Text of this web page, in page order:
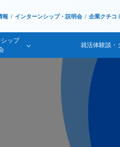
報 インターンシップ・説明会 企業クチコ
ップ
就活体験談・